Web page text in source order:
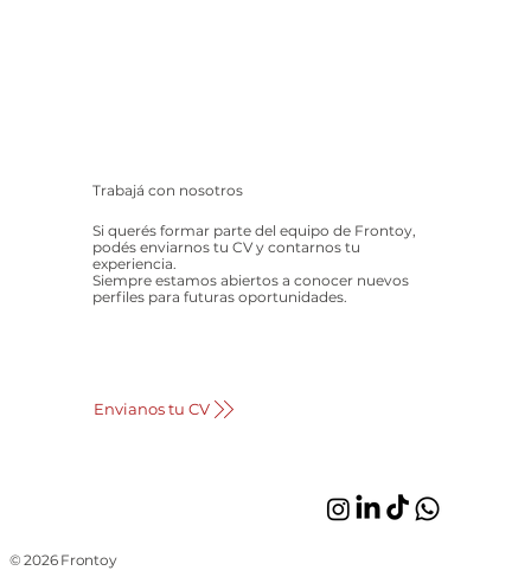
© 2026 Frontoy
Trabajá con nosotros
Si querés formar parte del equipo de Frontoy,
podés enviarnos tu CV y contarnos tu
experiencia.
Siempre estamos abiertos a conocer nuevos
perfiles para futuras oportunidades.
Envianos tu CV